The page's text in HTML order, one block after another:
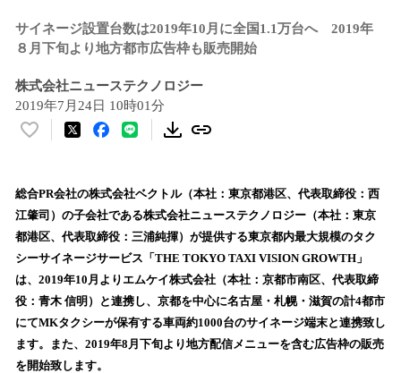
サイネージ設置台数は2019年10月に全国1.1万台へ 2019年
８月下旬より地方都市広告枠も販売開始
株式会社ニューステクノロジー
2019年7月24日 10時01分
い
！
数
を
読
込
み
中
で
す
総合PR会社の株式会社ベクトル（本社：東京都港区、代表取締役：西
江肇司）の子会社である株式会社ニューステクノロジー（本社：東京
都港区、代表取締役：三浦純揮）が提供する東京都内最大規模のタク
シーサイネージサービス「THE TOKYO TAXI VISION GROWTH」
は、2019年10月よりエムケイ株式会社（本社：京都市南区、代表取締
役：青木 信明）と連携し、京都を中心に名古屋・札幌・滋賀の計4都市
にてMKタクシーが保有する車両約1000台のサイネージ端末と連携致し
ます。また、2019年8月下旬より地方配信メニューを含む広告枠の販売
を開始致します。